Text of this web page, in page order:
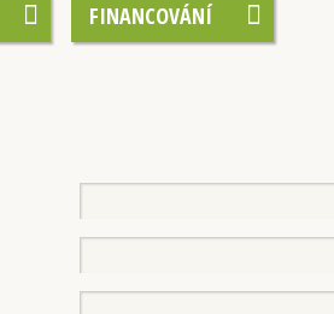
FINANCOVÁNÍ